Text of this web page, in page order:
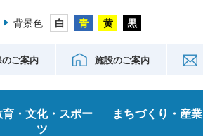
背景色
のご案内 施設のご案内
育・文化・スポー
ツ
まちづくり・産業